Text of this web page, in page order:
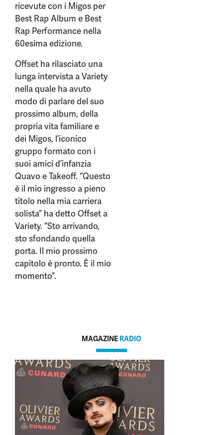
ricevute con i Migos per
Best Rap Album e Best
Rap Performance nella
60esima edizione.
Offset ha rilasciato una
lunga intervista a Variety
nella quale ha avuto
modo di parlare del suo
prossimo album, della
propria vita familiare e
dei Migos, l’iconico
gruppo formato con i
suoi amici d’infanzia
Quavo e Takeoff. “Questo
è il mio ingresso a pieno
titolo nella mia carriera
solista” ha detto Offset a
Variety. “Sto arrivando,
sto sfondando quella
porta. Il mio prossimo
capitolo è pronto. È il mio
momento”.
MAGAZINE RADIO